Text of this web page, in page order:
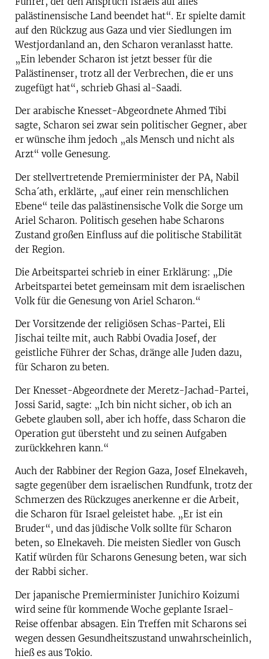
palästinensische Land beendet hat“. Er spielte damit
auf den Rückzug aus Gaza und vier Siedlungen im
Westjordanland an, den Scharon veranlasst hatte.
„Ein lebender Scharon ist jetzt besser für die
Palästinenser, trotz all der Verbrechen, die er uns
zugefügt hat“, schrieb Ghasi al-Saadi.
Der arabische Knesset-Abgeordnete Ahmed Tibi
sagte, Scharon sei zwar sein politischer Gegner, aber
er wünsche ihm jedoch „als Mensch und nicht als
Arzt“ volle Genesung.
Der stellvertretende Premierminister der PA, Nabil
Scha´ath, erklärte, „auf einer rein menschlichen
Ebene“ teile das palästinensische Volk die Sorge um
Ariel Scharon. Politisch gesehen habe Scharons
Zustand großen Einfluss auf die politische Stabilität
der Region.
Die Arbeitspartei schrieb in einer Erklärung: „Die
Arbeitspartei betet gemeinsam mit dem israelischen
Volk für die Genesung von Ariel Scharon.“
Der Vorsitzende der religiösen Schas-Partei, Eli
Jischai teilte mit, auch Rabbi Ovadia Josef, der
geistliche Führer der Schas, dränge alle Juden dazu,
für Scharon zu beten.
Der Knesset-Abgeordnete der Meretz-Jachad-Partei,
Jossi Sarid, sagte: „Ich bin nicht sicher, ob ich an
Gebete glauben soll, aber ich hoffe, dass Scharon die
Operation gut übersteht und zu seinen Aufgaben
zurückkehren kann.“
Auch der Rabbiner der Region Gaza, Josef Elnekaveh,
sagte gegenüber dem israelischen Rundfunk, trotz der
Schmerzen des Rückzuges anerkenne er die Arbeit,
die Scharon für Israel geleistet habe. „Er ist ein
Bruder“, und das jüdische Volk sollte für Scharon
beten, so Elnekaveh. Die meisten Siedler von Gusch
Katif würden für Scharons Genesung beten, war sich
der Rabbi sicher.
Der japanische Premierminister Junichiro Koizumi
wird seine für kommende Woche geplante Israel-
Reise offenbar absagen. Ein Treffen mit Scharons sei
wegen dessen Gesundheitszustand unwahrscheinlich,
hieß es aus Tokio.